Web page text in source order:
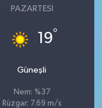
PAZARTESI
19°
Güneşli
Nem: %37
Rüzgar: 7.69 m/s